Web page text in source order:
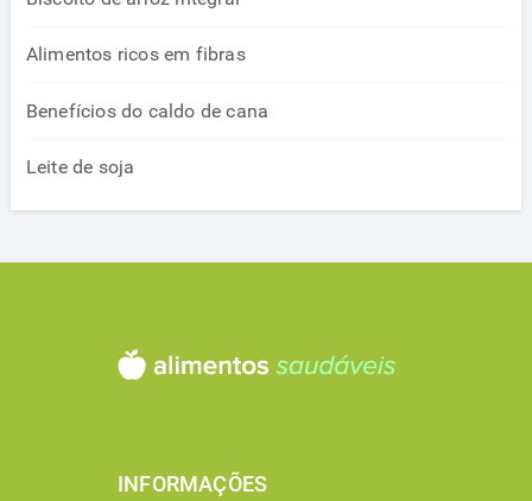
Alimentos ricos em fibras
Benefícios do caldo de cana
Leite de soja
INFORMAÇÕES